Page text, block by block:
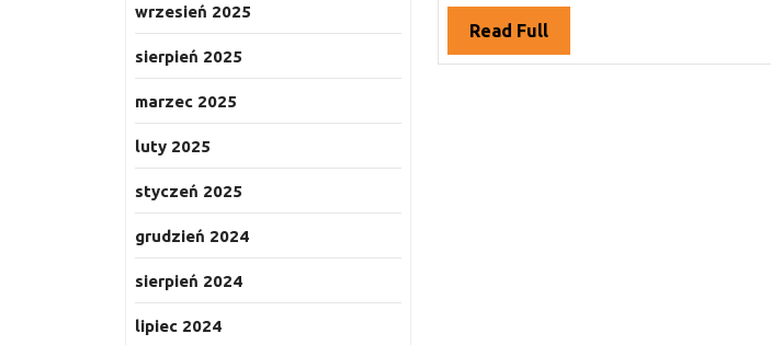
wrzesień 2025
sierpień 2025
marzec 2025
luty 2025
styczeń 2025
grudzień 2024
sierpień 2024
lipiec 2024
Read FullRead
Full